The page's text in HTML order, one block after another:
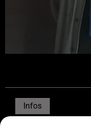
Infos